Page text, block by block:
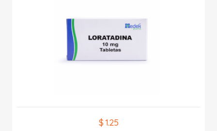
$ 1.25